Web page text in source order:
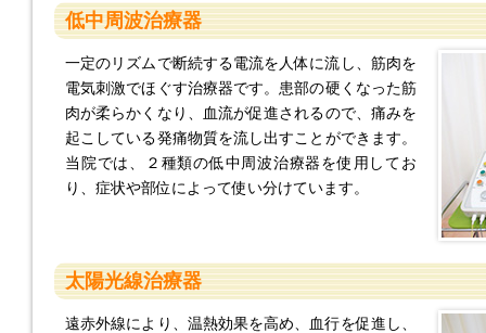
低中周波治療器
一定のリズムで断続する電流を人体に流し、筋肉を
電気刺激でほぐす治療器です。患部の硬くなった筋
肉が柔らかくなり、血流が促進されるので、痛みを
起こしている発痛物質を流し出すことができます。
当院では、２種類の低中周波治療器を使用してお
り、症状や部位によって使い分けています。
太陽光線治療器
遠赤外線により、温熱効果を高め、血行を促進し、